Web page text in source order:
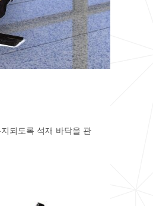
되도록 석재 바닥을 관